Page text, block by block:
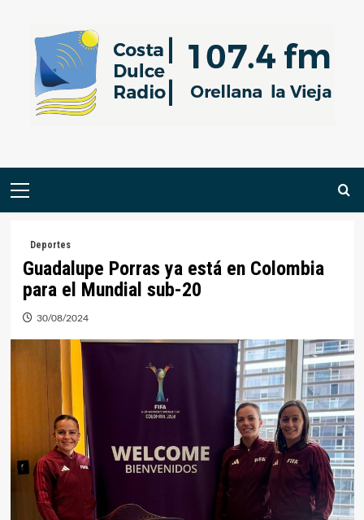
contenido
Menú
Deportes
Guadalupe Porras ya está en Colombia
para el Mundial sub-20
30/08/2024